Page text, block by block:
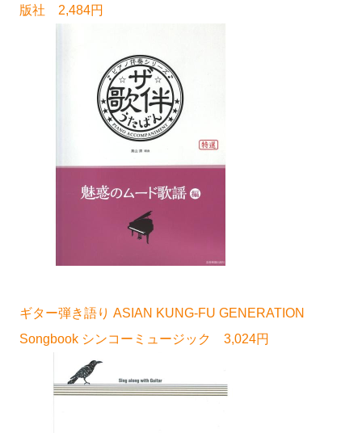
版社 2,484円
ギター弾き語り ASIAN KUNG-FU GENERATION
Songbook シンコーミュージック 3,024円